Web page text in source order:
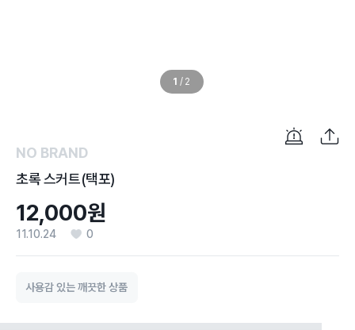
1 / 2
NO BRAND
초록 스커트(택포)
12,000원
11.10.24 0
사용감 있는 깨끗한 상품